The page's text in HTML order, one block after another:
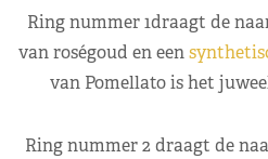
Ring nummer 1draagt de
van roségoud en een
van Pomellato is het
Ring nummer 2 draagt de